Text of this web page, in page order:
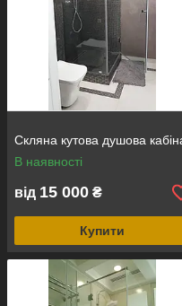
Скляна кутова душова
В наявності
від 15 000 ₴
Купити